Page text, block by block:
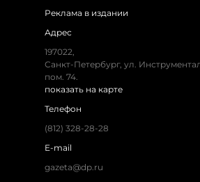
Реклама в издании
Адрес
197022,
Санкт-Петербург, ул.
пом. 74.
показать на карте
Телефон
(812) 328-28-28
E-mail
gazeta@dp.ru